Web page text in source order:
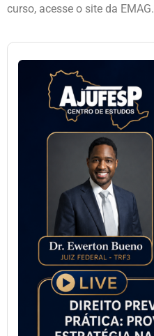
curso, acesse o site da EMAG.